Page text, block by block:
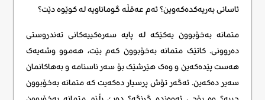
ئاسانی بەریەکدەکەوین؟ ئەم عەقڵە گوماناویە لە کوێوە دێت؟
متمانە بەخۆبوون یەکێکە لە پایە سەرەکییەکانی تەندروستی
دەروونی. کاتێک متمانە بەخۆبوون کەم بێت، هەموو وشەیەک
هەست پێدەکەین و وەک هێرشێک بۆ سەر ناسنامە و بەهاکانمان
سەیر دەکەین. ئەگەر تۆش پرسیار دەکەیت کە متمانە بەخۆبوون